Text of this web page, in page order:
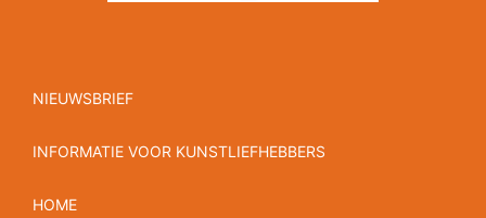
NIEUWSBRIEF
INFORMATIE VOOR KUNSTLIEFHEBBERS
HOME